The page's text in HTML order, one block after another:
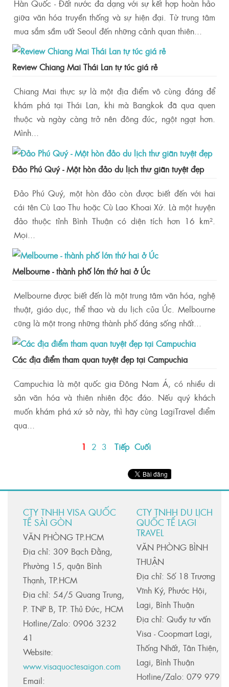
Hàn Quốc - Đất nước đa dạng với sự kết hợp hoàn hảo
giữa văn hóa truyền thống và sự hiện đại. Từ trung tâm
mua sắm sầm uất Seoul đến những cảnh quan thiên...
Review Chiang Mai Thái Lan tự túc giá rẻ
Chiang Mai thực sự là một địa điểm vô cùng đáng để
khám phá tại Thái Lan, khi mà Bangkok đã qua quen
thuộc và ngày càng trở nên đông đúc, ngột ngạt hơn.
Mình...
Đảo Phú Quý - Một hòn đảo du lịch thư giãn tuyệt đẹp
Đảo Phú Quý, một hòn đảo còn được biết đến với hai
cái tên Cù Lao Thu hoặc Cù Lao Khoai Xứ. Là một huyện
đảo thuộc tỉnh Bình Thuận có diện tích hơn 16 km².
Mọi...
Melbourne - thành phố lớn thứ hai ở Úc
Melbourne được biết đến là một trung tâm văn hóa, nghệ
thuật, giáo dục, thể thao và du lịch của Úc. Melbourne
cũng là một trong những thành phố đáng sống nhất...
Các địa điểm tham quan tuyệt đẹp tại Campuchia
Campuchia là một quốc gia Đông Nam Á, có nhiều di
sản văn hóa và thiên nhiên độc đáo. Nếu quý khách
muốn khám phá xứ sở này, thì hãy cùng LagiTravel điểm
qua...
1 2 3 Tiếp Cuối
CTY TNHH VISA QUỐC
TẾ SÀI GÒN
VĂN PHÒNG TP.HCM
Địa chỉ: 309 Bạch Đằng,
Phường 15, quận Bình
Thạnh, TP.HCM
Địa chỉ: 54/5 Quang Trung,
P. TNP B, TP. Thủ Đức, HCM
Hotline/Zalo: 0906 3232
41
Website:
www.visaquoctesaigon.com
Email:
CTY TNHH DU LỊCH
QUỐC TẾ LAGI
TRAVEL
VĂN PHÒNG BÌNH
THUẬN
Địa chỉ: Số 18 Trương
Vĩnh Ký, Phước Hội,
Lagi, Bình Thuận
Địa chỉ: Quầy tư vấn
Visa - Coopmart Lagi,
Thống Nhất, Tân Thiện,
Lagi, Bình Thuận
Hotline/Zalo: 079 979